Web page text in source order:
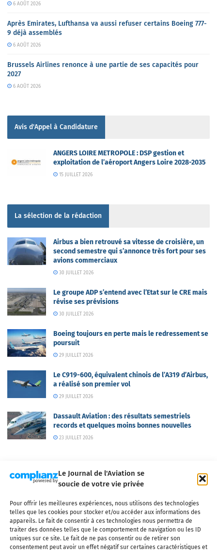
Le Journal de l'Aviation se
soucie de votre vie privée
Pour offrir les meilleures expériences, nous utilisons des technologies
telles que les cookies pour stocker et/ou accéder aux informations des
appareils. Le fait de consentir à ces technologies nous permettra de
traiter des données telles que le comportement de navigation ou les ID
uniques sur ce site. Le fait de ne pas consentir ou de retirer son
consentement peut avoir un effet négatif sur certaines caractéristiques et
6 AOÛT 2026
Après Emirates, Lufthansa va aussi refuser certains Boeing 777-
9 déjà assemblés
6 AOÛT 2026
Brussels Airlines renonce à une partie de ses capacités pour
2027
6 AOÛT 2026
Avis d'Appel à Candidature
ANGERS LOIRE METROPOLE : DSP gestion et
exploitation de l’aéroport Angers Loire 2028-2035
15 JUILLET 2026
La sélection de la rédaction
Airbus a bien retrouvé sa vitesse de croisière, un
second semestre qui s’annonce très fort pour ses
avions commerciaux
30 JUILLET 2026
Le groupe ADP s’entend avec l’Etat sur le CRE mais
révise ses prévisions
30 JUILLET 2026
Boeing toujours en perte mais le redressement se
poursuit
29 JUILLET 2026
Le C919-600, équivalent chinois de l’A319 d’Airbus,
a réalisé son premier vol
29 JUILLET 2026
Dassault Aviation : des résultats semestriels
records et quelques moins bonnes nouvelles
23 JUILLET 2026
Qui sommes-nous ? Nous contacter
Partenaires
Mentions légales
CGV Politique de confidentialité Cookies